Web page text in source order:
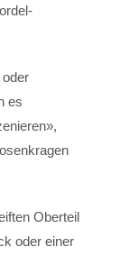
es
Oberteil
oder einer